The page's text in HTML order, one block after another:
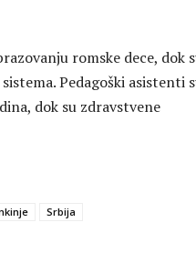
romske dece, dok
Pedagoški asistenti
dok su zdravstvene
Srbija